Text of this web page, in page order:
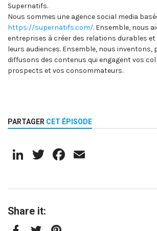
Supernatifs.
Nous sommes une agence social media
https://supernatifs.com/. Ensemble, nous
entreprises à créer des relations durables
leurs audiences. Ensemble, nous inventons,
diffusons des contenus qui engagent vos
prospects et vos consommateurs.
PARTAGER CET ÉPISODE
LinkedIn
TwitterFacebook
Share it: